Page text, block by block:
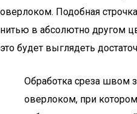
оверлоком. Подобная
нитью в абсолютно другом
это будет выглядеть
Обработка среза швом
оверлоком, при